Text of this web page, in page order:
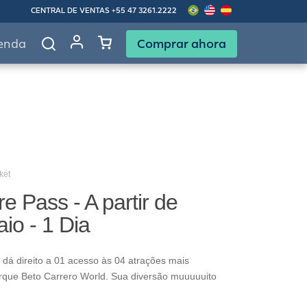
CENTRAL DE VENTAS +55 47 3261.2222
Comprar ahora
Pass - A partir de
- 1 Dia
dá direito a 01 acesso às 04 atrações mais
Beto Carrero World. Sua diversão muuuuuito